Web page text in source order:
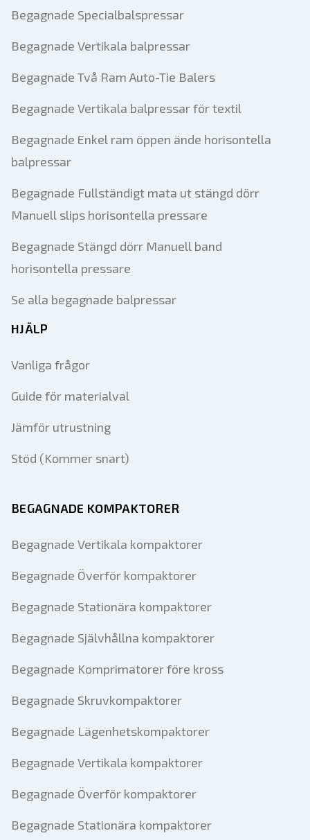
Begagnade Specialbalspressar
Begagnade Vertikala balpressar
Begagnade Två Ram Auto-Tie Balers
Begagnade Vertikala balpressar för textil
Begagnade Enkel ram öppen ände horisontella
balpressar
Begagnade Fullständigt mata ut stängd dörr
Manuell slips horisontella pressare
Begagnade Stängd dörr Manuell band
horisontella pressare
Se alla begagnade balpressar
HJÄLP
Vanliga frågor
Guide för materialval
Jämför utrustning
Stöd (Kommer snart)
BEGAGNADE KOMPAKTORER
Begagnade Vertikala kompaktorer
Begagnade Överför kompaktorer
Begagnade Stationära kompaktorer
Begagnade Självhållna kompaktorer
Begagnade Komprimatorer före kross
Begagnade Skruvkompaktorer
Begagnade Lägenhetskompaktorer
Begagnade Vertikala kompaktorer
Begagnade Överför kompaktorer
Begagnade Stationära kompaktorer